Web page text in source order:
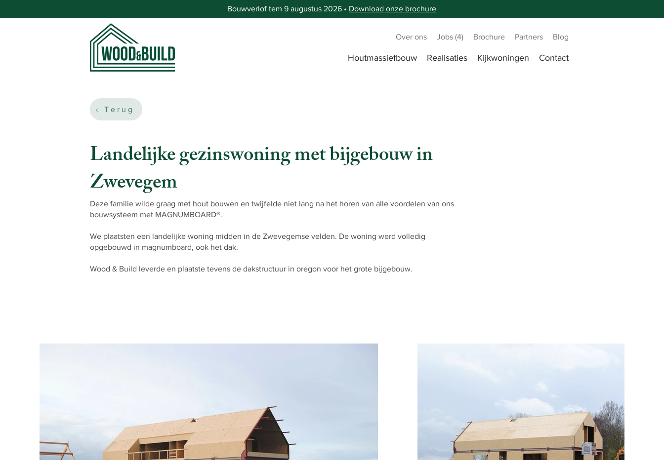
Bouwverlof tem 9 augustus 2026 • Download onze brochure
Over ons Jobs (4) Brochure Partners Blog
Houtmassiefbouw Realisaties Kijkwoningen Contact
‹ Terug
Landelijke gezinswoning met bijgebouw in
Zwevegem
Deze familie wilde graag met hout bouwen en twijfelde niet lang na het horen van alle voordelen van ons
bouwsysteem met MAGNUMBOARD®.
We plaatsten een landelijke woning midden in de Zwevegemse velden. De woning werd volledig
opgebouwd in magnumboard, ook het dak.
Wood & Build leverde en plaatste tevens de dakstructuur in oregon voor het grote bijgebouw.